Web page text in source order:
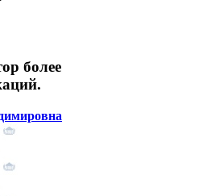
более